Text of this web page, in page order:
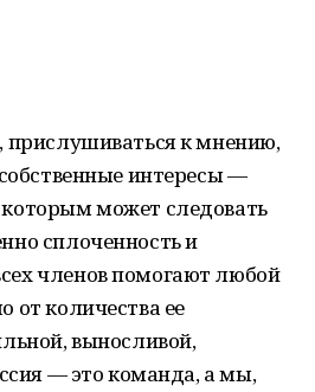
прислушиваться к мнению,
интересы —
может следовать
сплоченность и
членов помогают любой
от количества ее
выносливой,
— это команда, а мы,